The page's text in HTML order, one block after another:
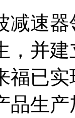
速器
，并
福已
品生